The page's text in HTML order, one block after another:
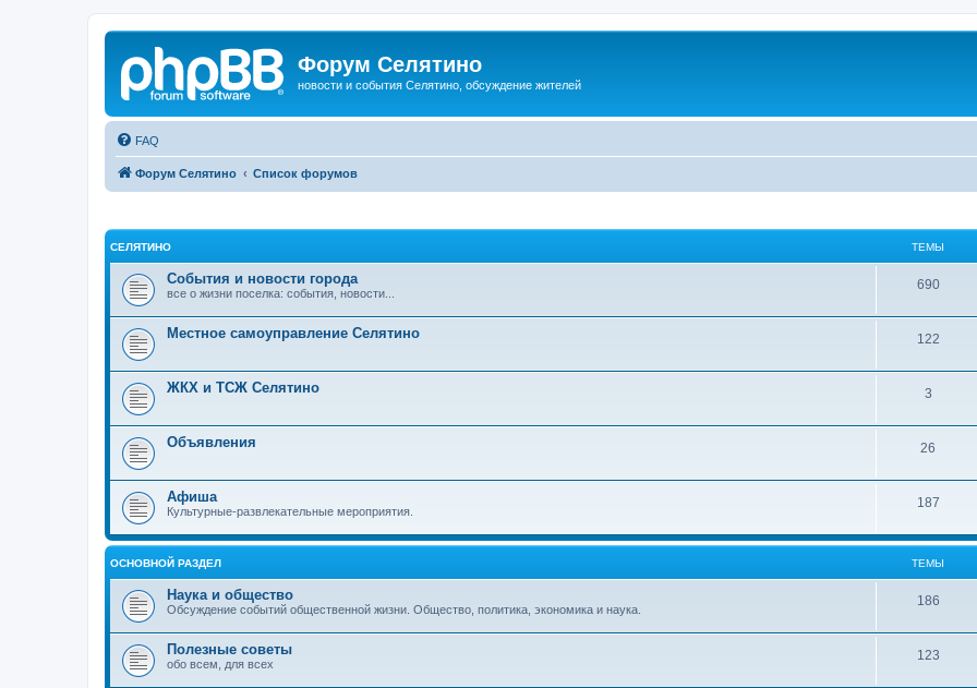
Форум Селятино
новости и события Селятино, обсуждение жителей
FAQ
Форум Селятино Список форумов
СЕЛЯТИНО ТЕМЫ
События и новости города
все о жизни поселка: события, новости...
690
Местное самоуправление Селятино 122
ЖКХ и ТСЖ Селятино 3
Объявления 26
Афиша
Культурные-развлекательные мероприятия.
187
ОСНОВНОЙ РАЗДЕЛ ТЕМЫ
Наука и общество
Обсуждение событий общественной жизни. Общество, политика, экономика и наука.
186
Полезные советы
обо всем, для всех
123